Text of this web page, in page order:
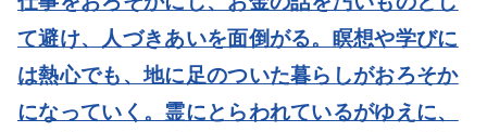
て避け、人づきあいを面倒がる。瞑想や学びに
は熱心でも、地に足のついた暮らしがおろそか
になっていく。霊にとらわれているがゆえに、